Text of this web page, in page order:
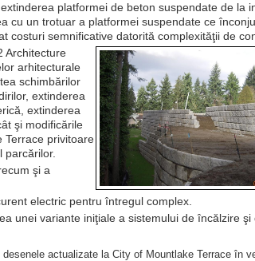
platformei de beton suspendate de la
cu un trotuar a platformei suspendate ce
costuri semnificative datorită complexităţii de
Architecture
arhitecturale
schimbărilor
extinderea
extinderea
şi modificările
Terrace privitoare
parcărilor.
şi a
electric pentru întregul complex.
unei variante iniţiale a sistemului de încălzire şi
actualizate la City of Mountlake Terrace în